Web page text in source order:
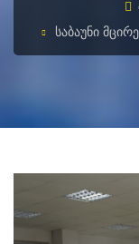
ᲡᲐᲑᲐᲣᲜᲘ